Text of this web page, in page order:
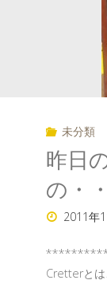
未分類
昨日
の・
2011年
Cretterと